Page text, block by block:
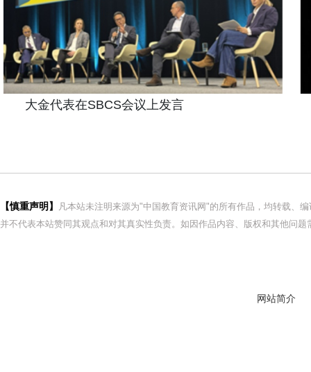
大金代表在SBCS会议上发言
【慎重声明】
凡本站未注明来源为"中国教育资讯网"的所有作品，均转载、
并不代表本站赞同其观点和对其真实性负责。如因作品内容、版权和其他问
网站简介